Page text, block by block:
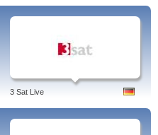
3 Sat Live